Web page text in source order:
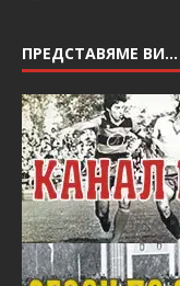
ПРЕДСТАВЯМЕ ВИ…